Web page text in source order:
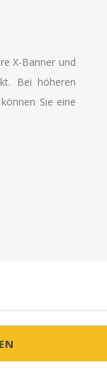
X-Banner und
Bei höheren
Sie eine